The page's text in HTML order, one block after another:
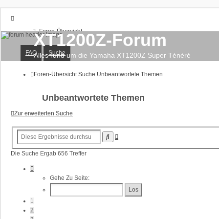
Foren-Übersicht
FAQ
Suche
Unbeantwortete Themen
Aktive Themen
Registrieren
XT1200Z-Forum
Alles rund um die Yamaha XT1200Z Super Ténéré
FAQ Suche
Foren-Übersicht Suche Unbeantwortete Themen
Unbeantwortete Themen
Zur erweiterten Suche
Suche
Die Suche Ergab 656 Treffer
Gehe Zu Seite:
1
2